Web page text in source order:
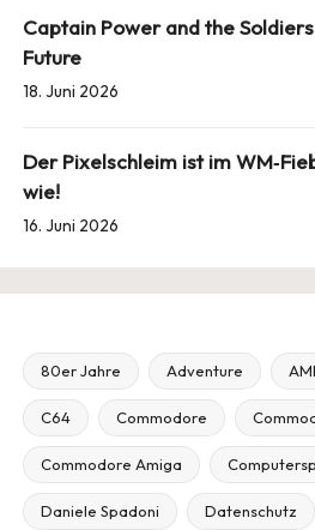
Captain Power and the
Future
18. Juni 2026
Der Pixelschleim ist im
wie!
16. Juni 2026
80er Jahre Adventure
C64 Commodore
Commodore Amiga
Daniele Spadoni Datenschutz